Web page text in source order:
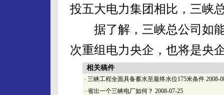
投五大电力集团相比，三峡
据了解，三峡总公司如能
次重组电力央企，也将是央
相关稿件
· 三峡工程全面具备蓄水至最终水位175米条件 2008-
· 省出一个三峡电厂如何？ 2008-07-25